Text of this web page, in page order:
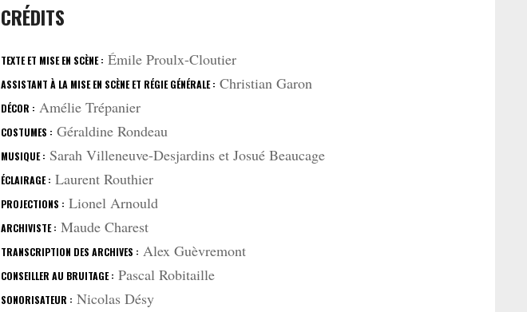
CRÉDITS
TEXTE ET MISE EN SCÈNE : Émile Proulx-Cloutier
ASSISTANT À LA MISE EN SCÈNE ET RÉGIE GÉNÉRALE : Christian Garon
DÉCOR : Amélie Trépanier
COSTUMES : Géraldine Rondeau
MUSIQUE : Sarah Villeneuve-Desjardins et Josué Beaucage
ÉCLAIRAGE : Laurent Routhier
PROJECTIONS : Lionel Arnould
ARCHIVISTE : Maude Charest
TRANSCRIPTION DES ARCHIVES : Alex Guèvremont
CONSEILLER AU BRUITAGE : Pascal Robitaille
SONORISATEUR : Nicolas Désy